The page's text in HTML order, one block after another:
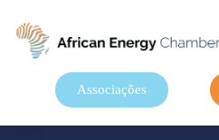
Associações